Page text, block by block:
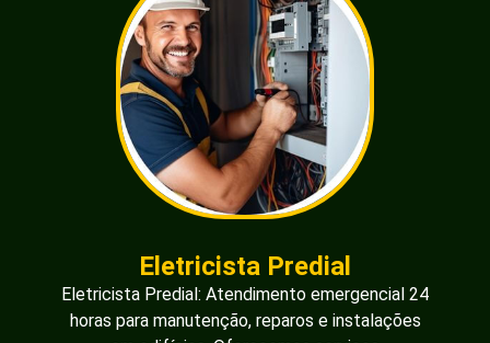
Eletricista Predial
Eletricista Predial: Atendimento emergencial 24
horas para manutenção, reparos e instalações